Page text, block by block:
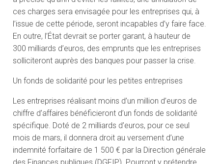
ces charges sera envisagée pour les entreprises qui, à
l’issue de cette période, seront incapables d’y faire face.
En outre, l’État devrait se porter garant, à hauteur de
300 milliards d’euros, des emprunts que les entreprises
solliciteront auprès des banques pour passer la crise.
Un fonds de solidarité pour les petites entreprises
Les entreprises réalisant moins d’un million d’euros de
chiffre d’affaires bénéficieront d’un fonds de solidarité
spécifique. Doté de 2 milliards d’euros, pour ce seul
mois de mars, il donnera droit au versement d’une
indemnité forfaitaire de 1 500 € par la Direction générale